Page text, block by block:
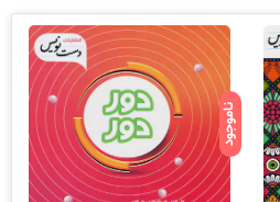
ناموجود